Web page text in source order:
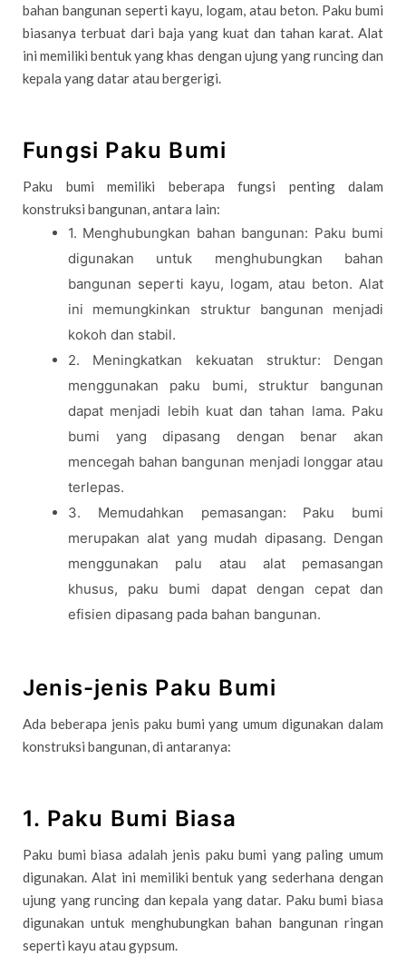
bahan bangunan seperti kayu, logam, atau beton. Paku bumi
biasanya terbuat dari baja yang kuat dan tahan karat. Alat
ini memiliki bentuk yang khas dengan ujung yang runcing dan
kepala yang datar atau bergerigi.
Fungsi Paku Bumi
Paku bumi memiliki beberapa fungsi penting dalam
konstruksi bangunan, antara lain:
1. Menghubungkan bahan bangunan: Paku bumi
digunakan untuk menghubungkan bahan
bangunan seperti kayu, logam, atau beton. Alat
ini memungkinkan struktur bangunan menjadi
kokoh dan stabil.
2. Meningkatkan kekuatan struktur: Dengan
menggunakan paku bumi, struktur bangunan
dapat menjadi lebih kuat dan tahan lama. Paku
bumi yang dipasang dengan benar akan
mencegah bahan bangunan menjadi longgar atau
terlepas.
3. Memudahkan pemasangan: Paku bumi
merupakan alat yang mudah dipasang. Dengan
menggunakan palu atau alat pemasangan
khusus, paku bumi dapat dengan cepat dan
efisien dipasang pada bahan bangunan.
Jenis-jenis Paku Bumi
Ada beberapa jenis paku bumi yang umum digunakan dalam
konstruksi bangunan, di antaranya:
1. Paku Bumi Biasa
Paku bumi biasa adalah jenis paku bumi yang paling umum
digunakan. Alat ini memiliki bentuk yang sederhana dengan
ujung yang runcing dan kepala yang datar. Paku bumi biasa
digunakan untuk menghubungkan bahan bangunan ringan
seperti kayu atau gypsum.